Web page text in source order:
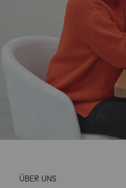
ÜBER UNS